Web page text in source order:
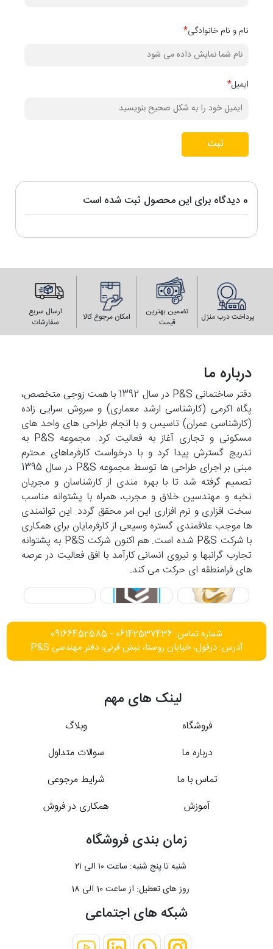
0 دیدگاه برای این محصول ثبت شده است
نام و نام خانوادگی*
ایمیل*
ثبت
پرداخت درب منزل
تضمین بهترین
قیمت
امکان مرجوع کالا
ارسال سریع
سفارشات
درباره ما
دفتر ساختمانی P&S در سال 1392 با همت زوجی متخصص،
پگاه اکرمی (کارشناسی ارشد معماری) و سروش سرایی زاده
(کارشناسی عمران) تاسیس و با انجام طراحی های واحد های
مسکونی و تجاری آغاز به فعالیت کرد. مجموعه P&S به
تدریج گسترش پیدا کرد و با درخواست کارفرماهای محترم
مبنی بر اجرای طراحی ها توسط مجموعه P&S در سال 1395
تصمیم گرفته شد تا با بهره مندی از کارشناسان و مجریان
نخبه و مهندسین خلاق و مجرب، همراه با پشتوانه مناسب
سخت افزاری و نرم افزاری این امر محقق گردد. این توانمندی
ها موجب علاقمندی گستره وسیعی از کارفرمایان برای همکاری
با شرکت P&S شده است. هم اکنون شرکت P&S به پشتوانه
تجارب گرانبها و نیروی انسانی کارآمد با افق فعالیت در عرصه
های فرامنطقه ای حرکت می کند.
شماره تماس: 06142537436 - 09166452585
آدرس: دزفول، خیابان روستا، نبش قرنی، دفتر مهندسی P&S
لینک های مهم
فروشگاه
وبلاگ
درباره ما
سوالات متداول
تماس با ما
شرایط مرجوعی
آموزش
همکاری در فروش
زمان بندی فروشگاه
شنبه تا پنج شنبه: ساعت ۱۰ الی ۲۱
روز های تعطیل: از ساعت 10 الی 18
شبکه های اجتماعی